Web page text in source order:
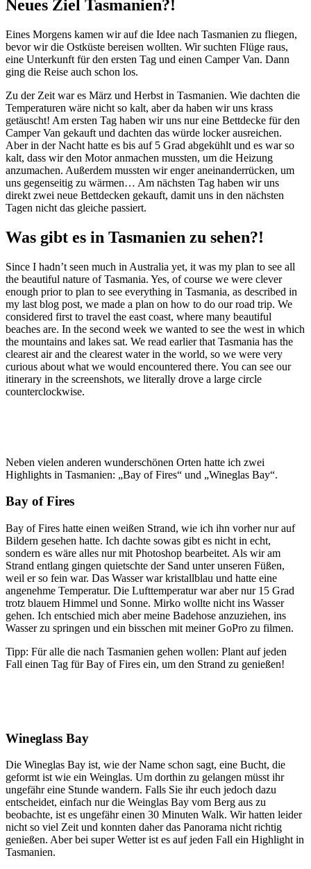
Neues Ziel Tasmanien?!
Eines Morgens kamen wir auf die Idee nach Tasmanien zu fliegen,
bevor wir die Ostküste bereisen wollten. Wir suchten Flüge raus,
eine Unterkunft für den ersten Tag und einen Camper Van. Dann
ging die Reise auch schon los.
Zu der Zeit war es März und Herbst in Tasmanien. Wie dachten die
Temperaturen wäre nicht so kalt, aber da haben wir uns krass
getäuscht! Am ersten Tag haben wir uns nur eine Bettdecke für den
Camper Van gekauft und dachten das würde locker ausreichen.
Aber in der Nacht hatte es bis auf 5 Grad abgekühlt und es war so
kalt, dass wir den Motor anmachen mussten, um die Heizung
anzumachen. Außerdem mussten wir enger aneinanderrücken, um
uns gegenseitig zu wärmen… Am nächsten Tag haben wir uns
direkt zwei neue Bettdecken gekauft, damit uns in den nächsten
Tagen nicht das gleiche passiert.
Was gibt es in Tasmanien zu sehen?!
Since I hadn’t seen much in Australia yet, it was my plan to see all
the beautiful nature of Tasmania. Yes, of course we were clever
enough prior to plan to see everything in Tasmania, as described in
my last blog post, we made a plan on how to do our road trip. We
considered first to travel the east coast, where many beautiful
beaches are. In the second week we wanted to see the west in which
the mountains and lakes sat. We read earlier that Tasmania has the
clearest air and the clearest water in the world, so we were very
curious about what we would encountered there. You can see our
itinerary in the screenshots, we literally drove a large circle
counterclockwise.
Neben vielen anderen wunderschönen Orten hatte ich zwei
Highlights in Tasmanien: „Bay of Fires“ und „Wineglas Bay“.
Bay of Fires
Bay of Fires hatte einen weißen Strand, wie ich ihn vorher nur auf
Bildern gesehen hatte. Ich dachte sowas gibt es nicht in echt,
sondern es wäre alles nur mit Photoshop bearbeitet. Als wir am
Strand entlang gingen quietschte der Sand unter unseren Füßen,
weil er so fein war. Das Wasser war kristallblau und hatte eine
angenehme Temperatur. Die Lufttemperatur war aber nur 15 Grad
trotz blauem Himmel und Sonne. Mirko wollte nicht ins Wasser
gehen. Ich entschied mich aber meine Badehose anzuziehen, ins
Wasser zu springen und ein bisschen mit meiner GoPro zu filmen.
Tipp: Für alle die nach Tasmanien gehen wollen: Plant auf jeden
Fall einen Tag für Bay of Fires ein, um den Strand zu genießen!
Wineglass Bay
Die Wineglas Bay ist, wie der Name schon sagt, eine Bucht, die
geformt ist wie ein Weinglas. Um dorthin zu gelangen müsst ihr
ungefähr eine Stunde wandern. Falls Sie ihr euch jedoch dazu
entscheidet, einfach nur die Weinglas Bay vom Berg aus zu
beobachte, ist es ungefähr einen 30 Minuten Walk. Wir hatten leider
nicht so viel Zeit und konnten daher das Panorama nicht richtig
genießen. Aber bei super Wetter ist es auf jeden Fall ein Highlight in
Tasmanien.